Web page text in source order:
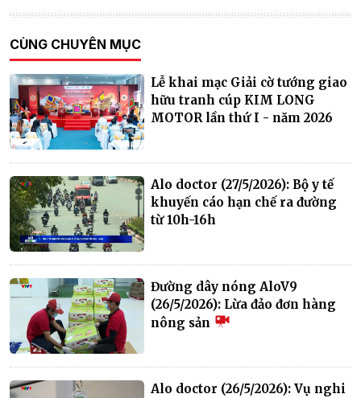
CÙNG CHUYÊN MỤC
Lễ khai mạc Giải cờ tướng giao
hữu tranh cúp KIM LONG
MOTOR lần thứ I - năm 2026
Alo doctor (27/5/2026): Bộ y tế
khuyến cáo hạn chế ra đường
từ 10h-16h
Đường dây nóng AloV9
(26/5/2026): Lừa đảo đơn hàng
nông sản
Alo doctor (26/5/2026): Vụ nghi